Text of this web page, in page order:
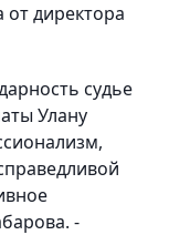
от директора
судье
Улану
-